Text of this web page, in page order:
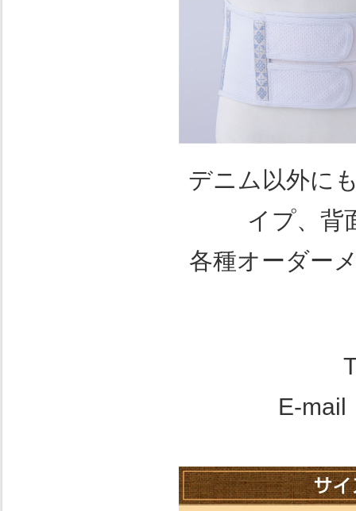
デニム以外に
イプ、背
各種オーダー
E-mail